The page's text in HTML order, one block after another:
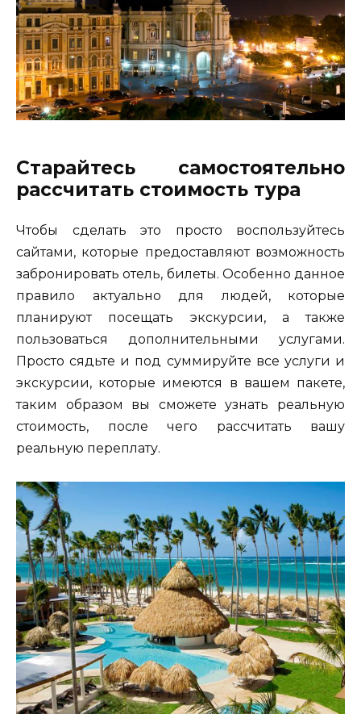
Старайтесь самостоятельно
рассчитать стоимость тура
Чтобы сделать это просто воспользуйтесь
сайтами, которые предоставляют возможность
забронировать отель, билеты. Особенно данное
правило актуально для людей, которые
планируют посещать экскурсии, а также
пользоваться дополнительными услугами.
Просто сядьте и под суммируйте все услуги и
экскурсии, которые имеются в вашем пакете,
таким образом вы сможете узнать реальную
стоимость, после чего рассчитать вашу
реальную переплату.